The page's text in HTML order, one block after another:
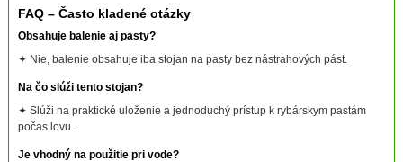
FAQ – Často kladené otázky
Obsahuje balenie aj pasty?
✦ Nie, balenie obsahuje iba stojan na pasty bez nástrahových pást.
Na čo slúži tento stojan?
✦ Slúži na praktické uloženie a jednoduchý prístup k rybárskym pastám
počas lovu.
Je vhodný na použitie pri vode?